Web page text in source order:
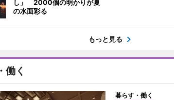
し」 2000個の明かりが夏
の水面彩る
もっと見る
働く
暮らす・働く